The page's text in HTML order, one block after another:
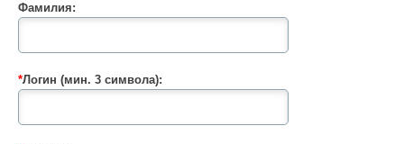
Фамилия:
*Логин (мин. 3 символа):